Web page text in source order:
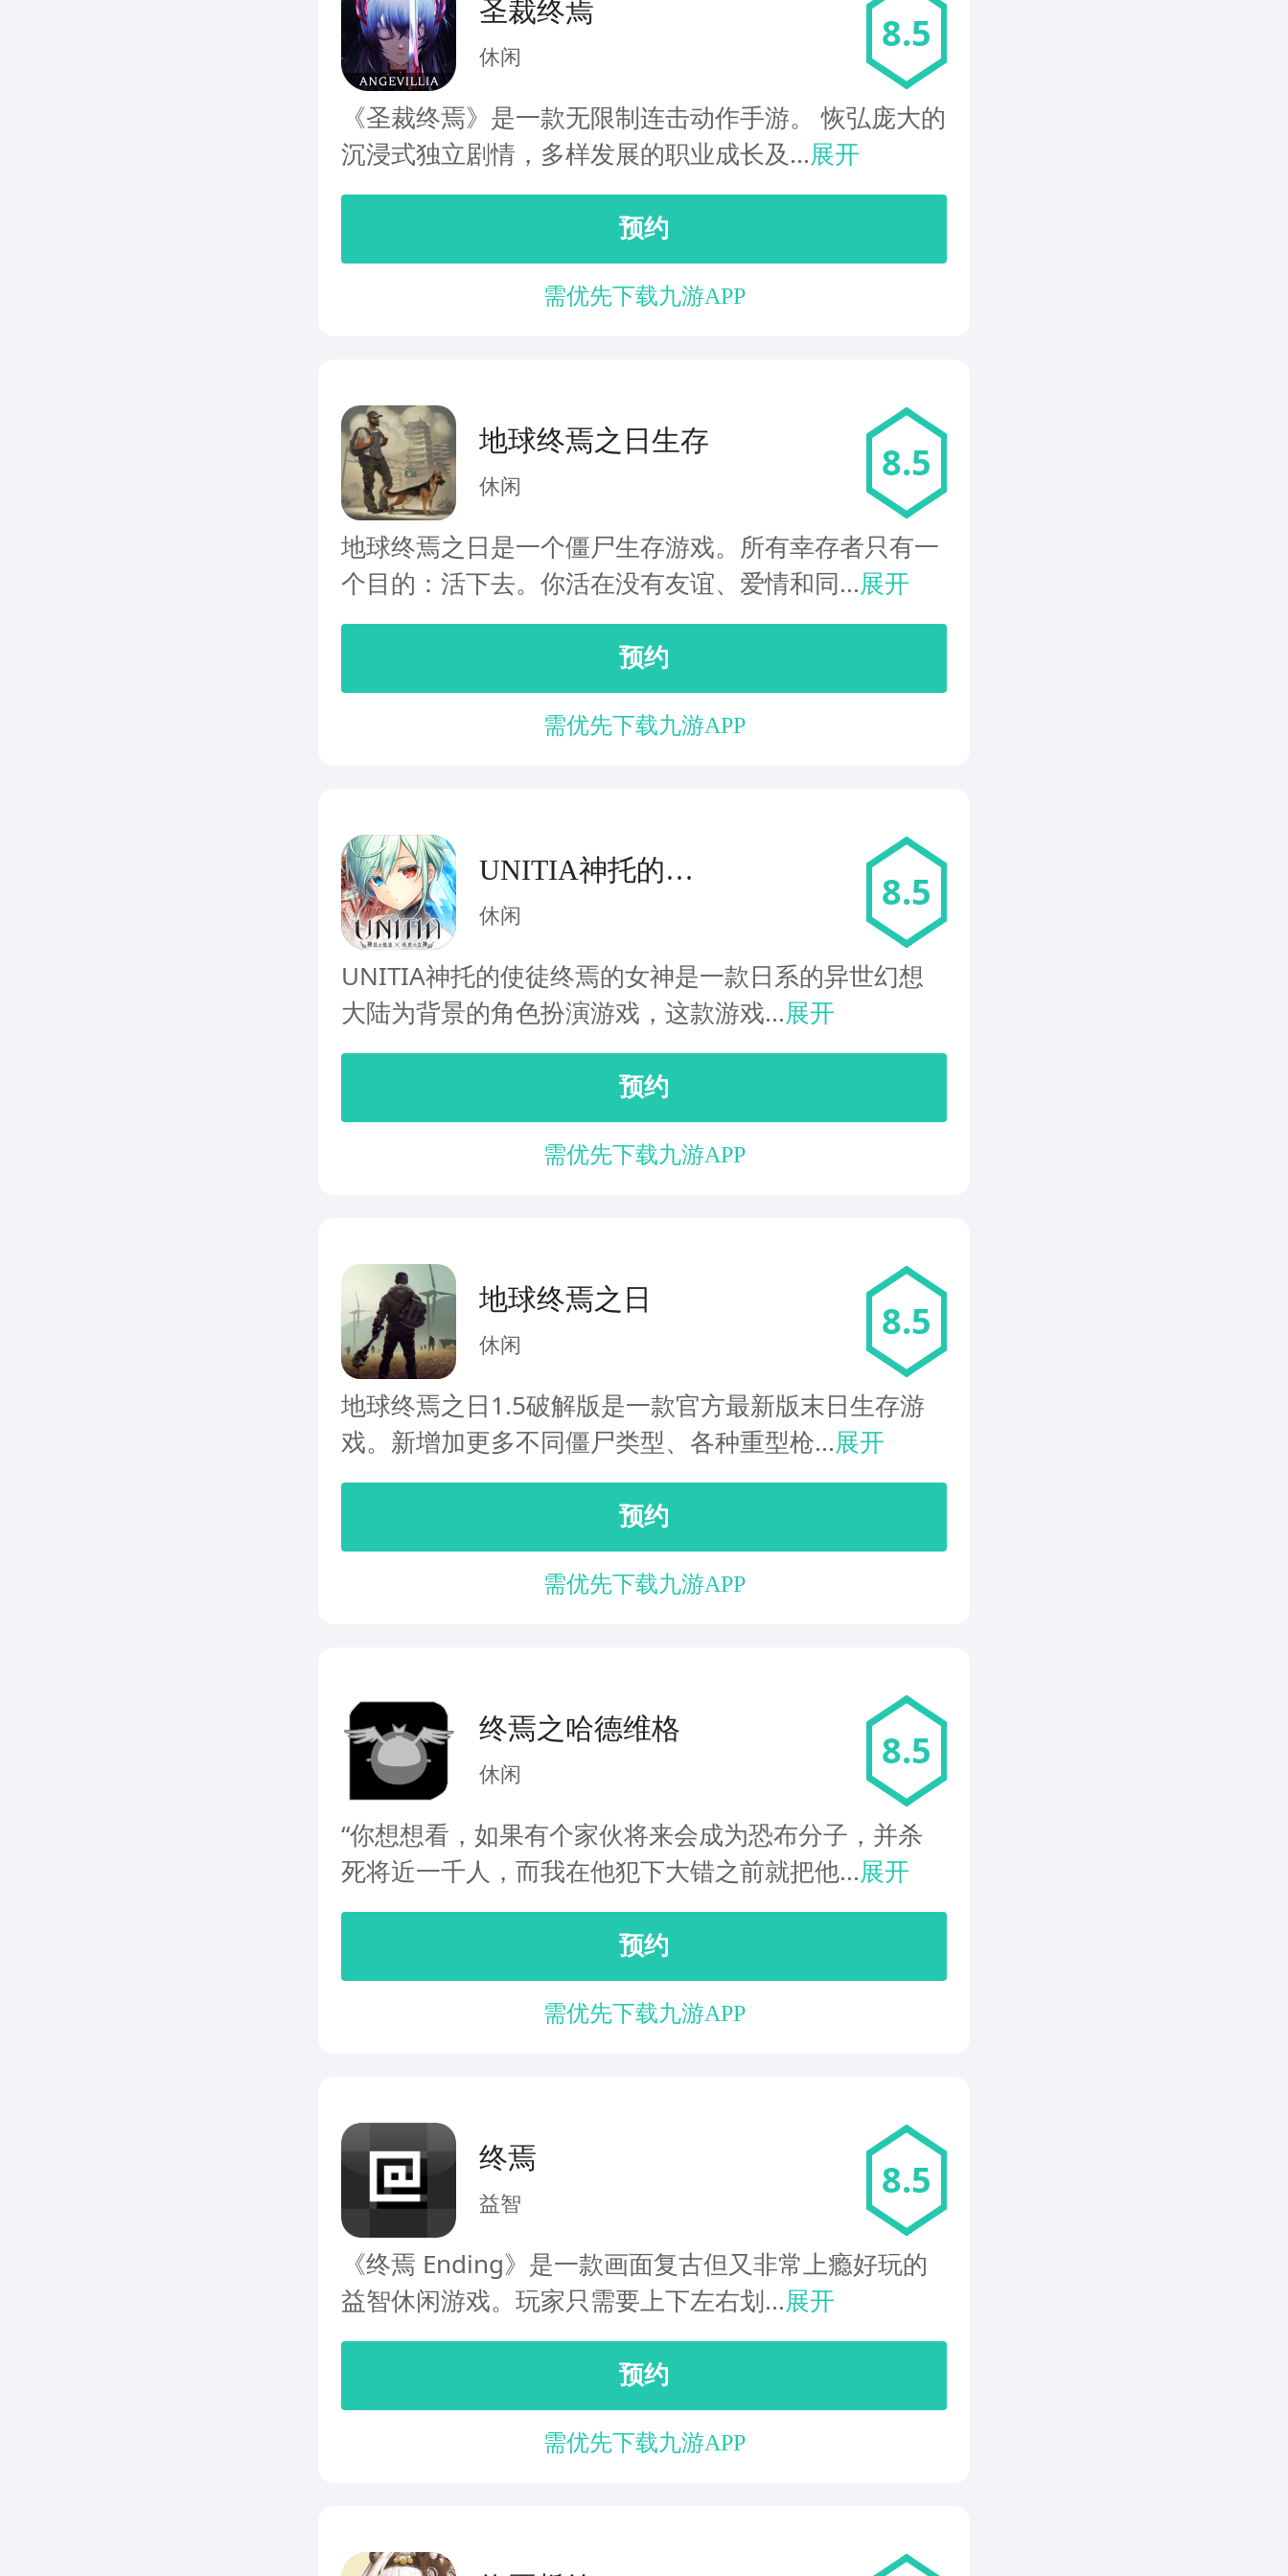
圣裁终焉
休闲
8.5
《圣裁终焉》是一款无限制连击动作手游。 恢弘庞大的
沉浸式独立剧情，多样发展的职业成长及...展开
预约
需优先下载九游APP
地球终焉之日生存
休闲
8.5
地球终焉之日是一个僵尸生存游戏。所有幸存者只有一
个目的：活下去。你活在没有友谊、爱情和同...展开
预约
需优先下载九游APP
UNITIA神托的使
徒终焉的女神
休闲
8.5
UNITIA神托的使徒终焉的女神是一款日系的异世幻想
大陆为背景的角色扮演游戏，这款游戏...展开
预约
需优先下载九游APP
地球终焉之日
休闲
8.5
地球终焉之日1.5破解版是一款官方最新版末日生存游
戏。新增加更多不同僵尸类型、各种重型枪...展开
预约
需优先下载九游APP
终焉之哈德维格
休闲
8.5
“你想想看，如果有个家伙将来会成为恐布分子，并杀
死将近一千人，而我在他犯下大错之前就把他...展开
预约
需优先下载九游APP
终焉
益智
8.5
《终焉 Ending》是一款画面复古但又非常上瘾好玩的
益智休闲游戏。玩家只需要上下左右划...展开
预约
需优先下载九游APP